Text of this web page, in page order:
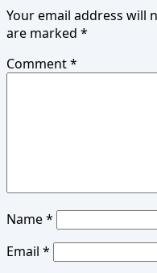
Your email address will
are marked *
Comment*
Name*
Email *